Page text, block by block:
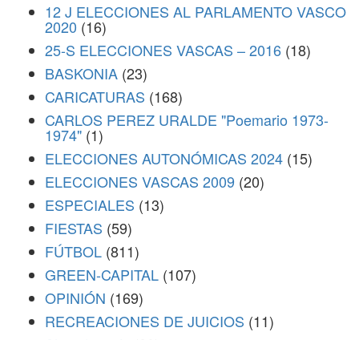
12 J ELECCIONES AL PARLAMENTO VASCO
2020 (16)
25-S ELECCIONES VASCAS – 2016 (18)
BASKONIA (23)
CARICATURAS (168)
CARLOS PEREZ URALDE "Poemario 1973-
1974" (1)
ELECCIONES AUTONÓMICAS 2024 (15)
ELECCIONES VASCAS 2009 (20)
ESPECIALES (13)
FIESTAS (59)
FÚTBOL (811)
GREEN-CAPITAL (107)
OPINIÓN (169)
RECREACIONES DE JUICIOS (11)